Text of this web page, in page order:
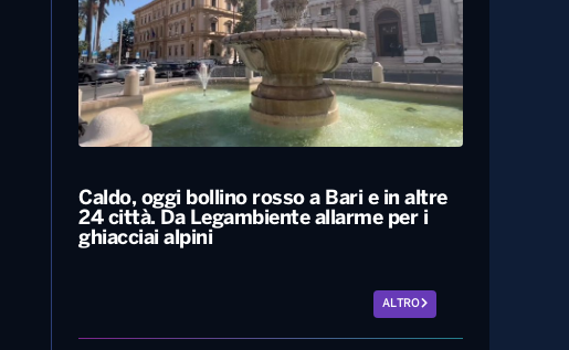
L’Italia resta nella morsa del caldo. Oggi e